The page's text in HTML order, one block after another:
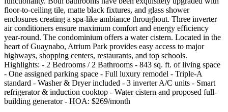
floor-to-ceiling tile, matte black fixtures, and glass shower
enclosures creating a spa-like ambiance throughout. Three inverter
air conditioners ensure maximum comfort and energy efficiency
year-round. The condominium offers a water cistern. Located in the
heart of Guaynabo, Atrium Park provides easy access to major
highways, shopping centers, restaurants, and top schools.
Highlights: - 2 Bedrooms / 2 Bathrooms - 843 sq. ft. of living space
- One assigned parking space - Full luxury remodel - Triple-A
standard - Washer & Dryer included - 3 inverter A/C units - Smart
refrigerator & induction cooktop - Water cistern and proposed full-
building generator - HOA: $269/month